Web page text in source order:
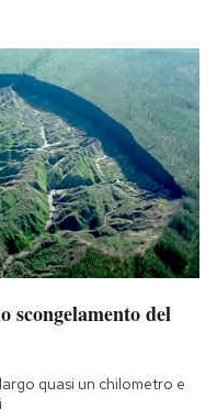
scongelamento del
quasi un chilometro e